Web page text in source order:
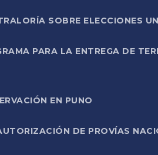
SOBRE ELECCIONES
PARA LA ENTREGA DE
EN PUNO
DE PROVÍAS